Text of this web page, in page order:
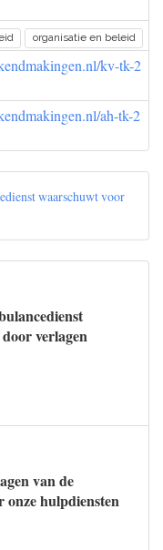
organisatie en beleid
kv-tk-2
ah-tk-2
waarschuwt voor
verlagen
van de
hulpdiensten